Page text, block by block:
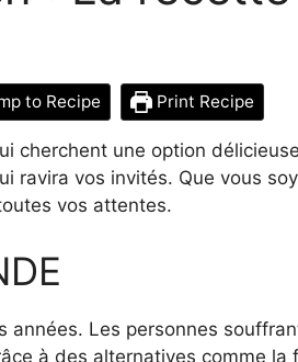
to Recipe Print Recipe
cherchent une option
ravira vos invités. Que vous
vos attentes.
Les personnes
à des alternatives comme la